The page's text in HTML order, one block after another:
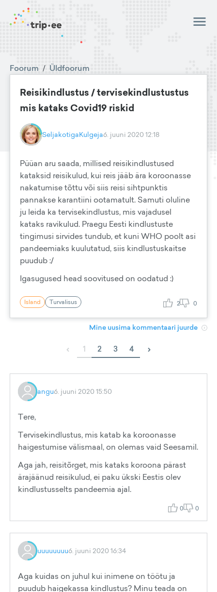
Foorum / Üldfoorum
Reisikindlustus / tervisekindlustustus
mis kataks Covid19 riskid
SeljakotigaKulgeja6. juuni 2020 12:18
Püüan aru saada, millised reisikindlustused
kataksid reisikulud, kui reis jääb ära koroonasse
nakatumise tõttu või siis reisi sihtpunktis
pannakse karantiini ootamatult. Samuti oluline
ju leida ka tervisekindlustus, mis vajadusel
kataks ravikulud. Praegu Eesti kindlustuste
tingimusi sirvides tundub, et kuni WHO poolt asi
pandeemiaks kuulutatud, siis kindlustuskaitse
puudub :/
Igasugused head soovitused on oodatud :)
Island Turvalisus 2 0
Mine uusima kommentaari juurde
‹ 1 2 3 4 ›
angu6. juuni 2020 15:50
Tere,
Tervisekindlustus, mis katab ka koroonasse
haigestumise välismaal, on olemas vaid Seesamil.
Aga jah, reisitõrget, mis kataks koroona pärast
ärajäänud reisikulud, ei paku ükski Eestis olev
kindlustusselts pandeemia ajal.
0 0
uuuuuuuu6. juuni 2020 16:34
Aga kuidas on juhul kui inimene on töötu ja
puudub haigekassa kindlustus? Minu teada on